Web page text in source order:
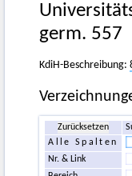
germ. 557
KdiH-Beschreibung:
Zurücksetzen
Alle Spalten
Nr. & Link